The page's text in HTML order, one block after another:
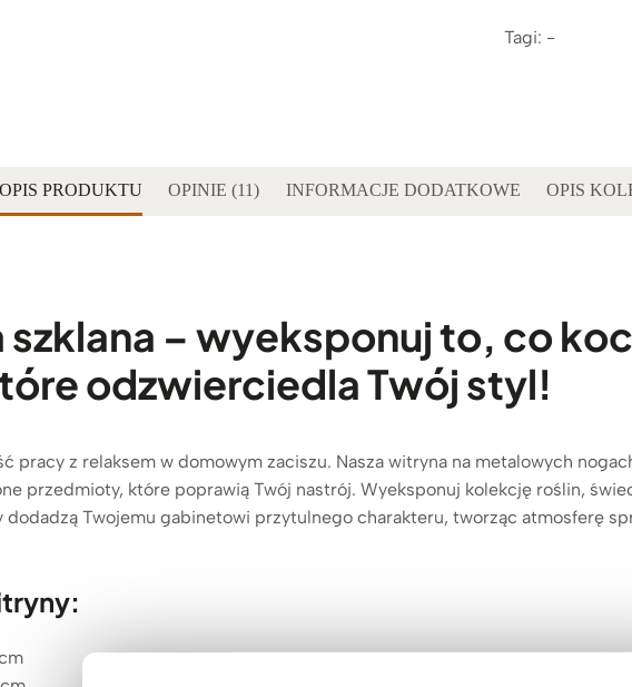
Tagi: -
OPIS PRODUKTU OPINIE (11) INFORMACJE DODATKOWE OPIS
– wyeksponuj to, co
odzwierciedla Twój styl!
pracy z relaksem w domowym zaciszu. Nasza witryna na metalowych
przedmioty, które poprawią Twój nastrój. Wyeksponuj kolekcję roślin,
dodadzą Twojemu gabinetowi przytulnego charakteru, tworząc atmosferę